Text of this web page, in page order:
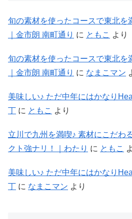
旬の素材を使ったコースで東北を
｜金市朗 南町通り に ともこ より
旬の素材を使ったコースで東北を
｜金市朗 南町通り に なまこマン
美味しい♪ ただ中年にはかなり
丁 に ともこ より
立川で九州を満喫♪ 素材にこだわ
クト強ナリ！｜わたり に ともこ
美味しい♪ ただ中年にはかなり
丁 に なまこマン より